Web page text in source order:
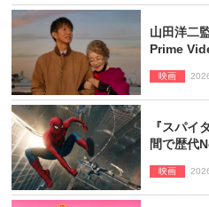
山田洋二
Prime
映画
『スパイ
間で歴代
映画